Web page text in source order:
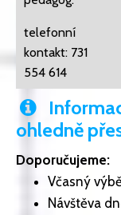
telefonní
kontakt: 731
554 614
ohledně
Doporučujeme:
Včasný
Návštěva